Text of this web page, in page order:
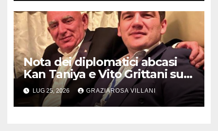
Nota dei diplomatici abcasi
Kan Taniya e Vito Grittani su
cosiddetto “ritiro
riconoscimento” di Abcasia e
Ossezia del Sud da parte della
LUG 25, 2026 GRAZIAROSA VILLANI